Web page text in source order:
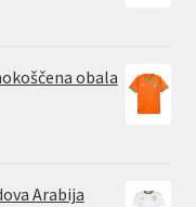
obala
Arabija